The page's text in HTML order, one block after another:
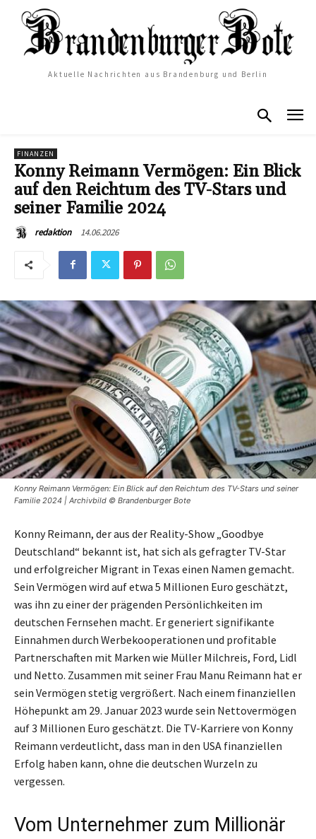
Aktuelle Nachrichten aus Brandenburg und Berlin
FINANZEN
Konny Reimann Vermögen: Ein Blick
auf den Reichtum des TV-Stars und
seiner Familie 2024
redaktion 14.06.2026
Konny Reimann Vermögen: Ein Blick auf den Reichtum des TV-Stars und seiner
Familie 2024 | Archivbild © Brandenburger Bote
Konny Reimann, der aus der Reality-Show „Goodbye
Deutschland“ bekannt ist, hat sich als gefragter TV-Star
und erfolgreicher Migrant in Texas einen Namen gemacht.
Sein Vermögen wird auf etwa 5 Millionen Euro geschätzt,
was ihn zu einer der prägenden Persönlichkeiten im
deutschen Fernsehen macht. Er generiert signifikante
Einnahmen durch Werbekooperationen und profitable
Partnerschaften mit Marken wie Müller Milchreis, Ford, Lidl
und Netto. Zusammen mit seiner Frau Manu Reimann hat er
sein Vermögen stetig vergrößert. Nach einem finanziellen
Höhepunkt am 29. Januar 2023 wurde sein Nettovermögen
auf 3 Millionen Euro geschätzt. Die TV-Karriere von Konny
Reimann verdeutlicht, dass man in den USA finanziellen
Erfolg haben kann, ohne die deutschen Wurzeln zu
vergessen.
Vom Unternehmer zum Millionär